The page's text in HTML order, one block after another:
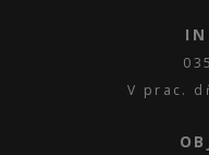
V prac.